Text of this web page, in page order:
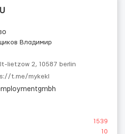
Владимир
lietzow 2, 10587 berlin
t.me/mykekl
1539
10